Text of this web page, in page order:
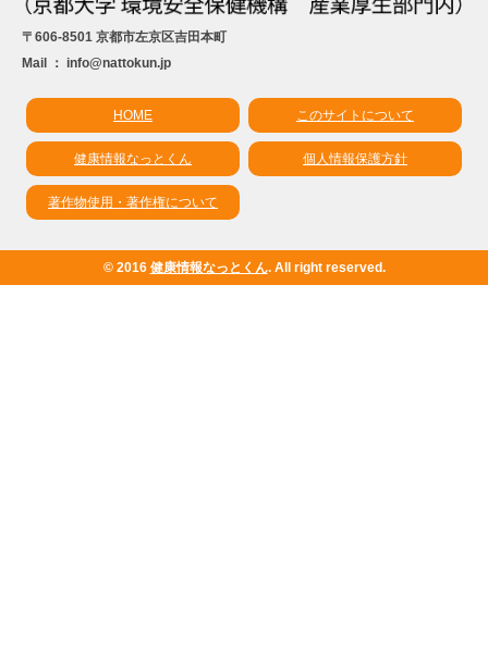
〒606-8501 京都市左京区吉田本町
Mail ： info@nattokun.jp
HOME このサイトについて
健康情報なっとくん 個人情報保護方針
著作物使用・著作権について
© 2016 健康情報なっとくん. All right reserved.